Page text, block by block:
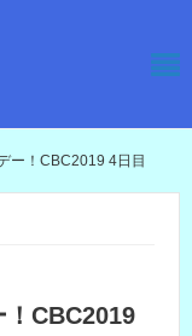
ー！CBC2019 4日目
！CBC2019